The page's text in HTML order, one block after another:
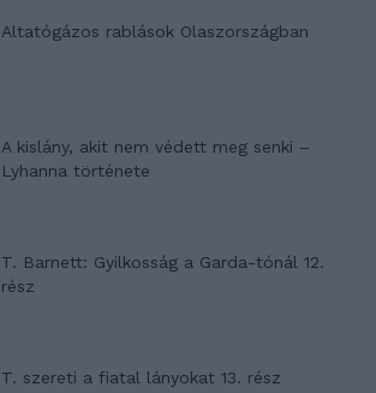
Altatógázos rablások Olaszországban
A kislány, akit nem védett meg senki –
Lyhanna története
T. Barnett: Gyilkosság a Garda-tónál 12.
rész
T. szereti a fiatal lányokat 13. rész